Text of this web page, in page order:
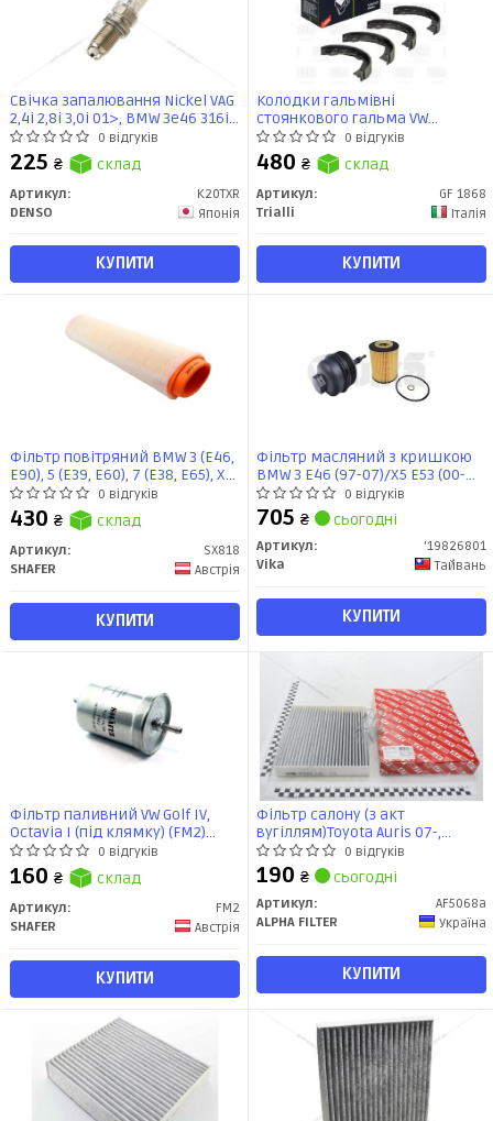
Свічка запалювання Nickel VAG
2,4i 2,8i 3,0i 01>, BMW 3e46 316i
320i 325i 330i (K20TXR) DENSO
0 відгуків
225 ₴ склад
Артикул:
K20TXR
DENSO
Японія
КУПИТИ
Колодки гальмівні
стоянкового гальма VW
Touareg (02-) 210x30 (GF 1868)
Trialli
0 відгуків
480 ₴ склад
Артикул:
GF 1868
Trialli
Італія
КУПИТИ
Фільтр повітряний BMW 3 (E46,
E90), 5 (E39, E60), 7 (E38, E65), X3
(E83), X5 (E53, E70), X6 (E71, E72),
3.0D 01- (з передфільтром)
(SX818) SHAFER
0 відгуків
430 ₴ склад
Артикул:
SX818
SHAFER
Австрія
КУПИТИ
Фільтр масляний з кришкою
BMW 3 E46 (97-07)/X5 E53 (00-
08) (19826801) VIKA
0 відгуків
705 ₴ сьогодні
Артикул:
'19826801
Vika
Тайвань
КУПИТИ
Фільтр паливний VW Golf IV,
Octavia I (під клямку) (FM2)
SHAFER
0 відгуків
160 ₴ склад
Артикул:
FM2
SHAFER
Австрія
КУПИТИ
Фільтр салону (з акт
вугіллям)Toyota Auris 07-,
Avensis 09, Camry 2,4-3,5L 06-17,
Corolla 07-, RAV 4 12- / Subaru
Legacy 12-, Outback 09-
(AF5068a) Альфа
0 відгуків
190 ₴ сьогодні
Артикул:
AF5068a
ALPHA FILTER
Україна
КУПИТИ